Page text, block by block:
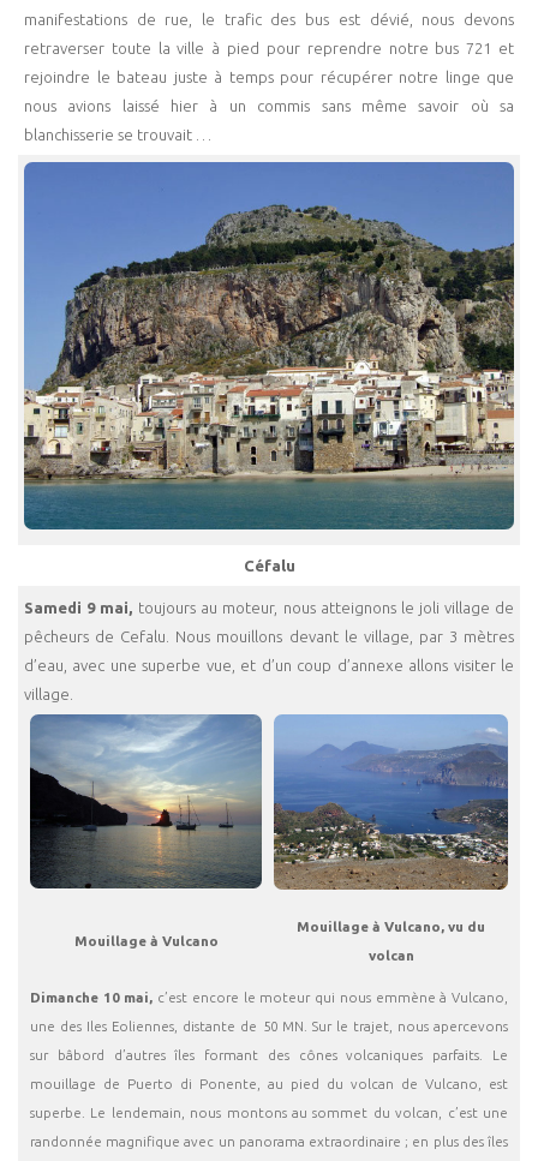
manifestations de rue, le trafic des bus est dévié, nous devons
retraverser toute la ville à pied pour reprendre notre bus 721 et
rejoindre le bateau juste à temps pour récupérer notre linge que
nous avions laissé hier à un commis sans même savoir où sa
blanchisserie se trouvait …
Céfalu
Samedi 9 mai, toujours au moteur, nous atteignons le joli village de
pêcheurs de Cefalu. Nous mouillons devant le village, par 3 mètres
d’eau, avec une superbe vue, et d’un coup d’annexe allons visiter le
village.
Mouillage à Vulcano
Mouillage à Vulcano, vu du
volcan
Dimanche 10 mai, c’est encore le moteur qui nous emmène à Vulcano,
une des Iles Eoliennes, distante de 50 MN. Sur le trajet, nous apercevons
sur bâbord d’autres îles formant des cônes volcaniques parfaits. Le
mouillage de Puerto di Ponente, au pied du volcan de Vulcano, est
superbe. Le lendemain, nous montons au sommet du volcan, c’est une
randonnée magnifique avec un panorama extraordinaire ; en plus des îles